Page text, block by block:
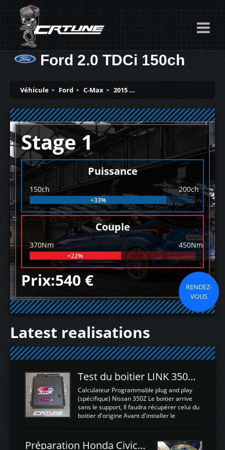
Ford 2.0 TDCi 150ch
Véhicule Ford C-Max 2015 ...
Stage 1
Puissance
150ch 200ch
+33%
Couple
370Nm 450Nm
+22%
Prix:540 €
RENDEZ-
VOUS
Latest realisations
Test du boitier LINK 350Z Plugin ECU
Calculateur Programmable plug and play
(spécifique) Nissan 350Z Le boitier arrive
sans le support, Il faudra récupérer celui du
boitier d'origine Avant d'installer le
d'envoyer l'information de la large bande
Préparation Honda Civic Type R FK2